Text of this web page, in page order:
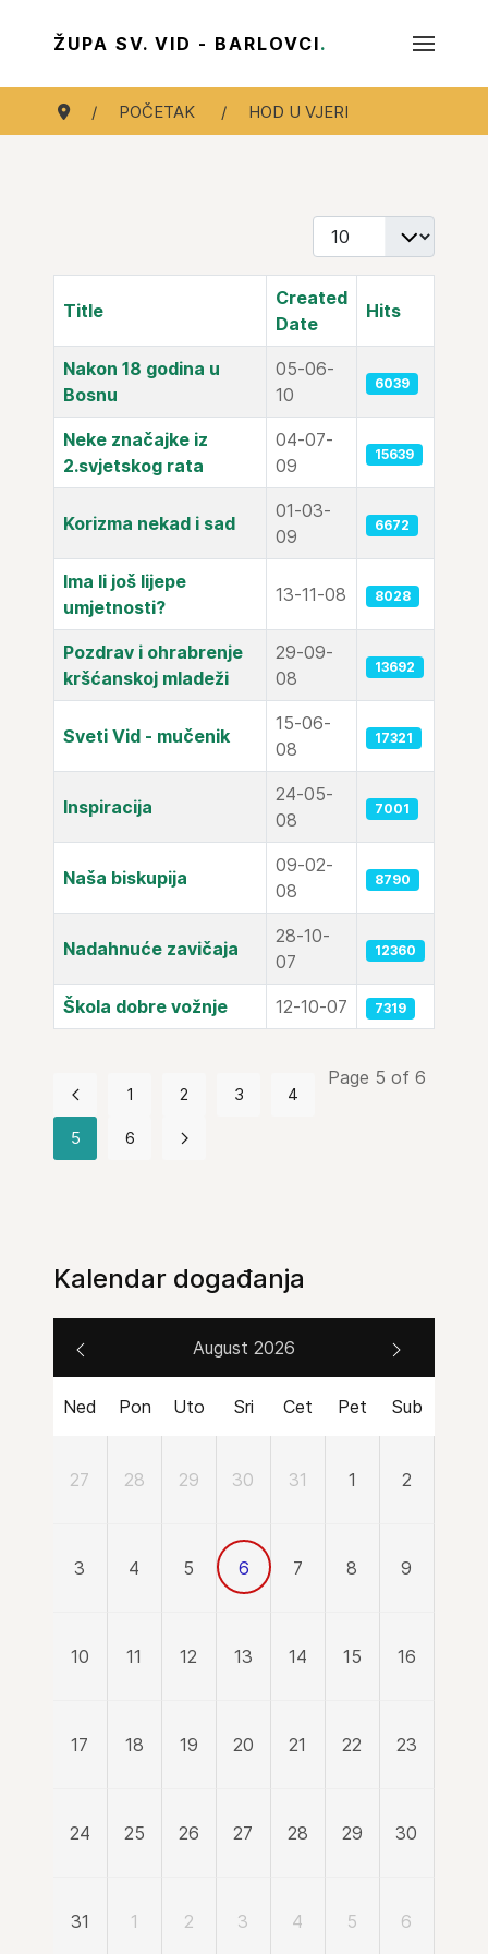
ŽUPA SV. VID - BARLOVCI.
POČETAK HOD U VJERI
Display #
Articles
Title
Created
Date
Hits
Nakon 18 godina u
Bosnu
05-06-
10
6039
Neke značajke iz
2.svjetskog rata
04-07-
09
15639
Korizma nekad i sad
01-03-
09
6672
Ima li još lijepe
umjetnosti?
13-11-08 8028
Pozdrav i ohrabrenje
kršćanskoj mladeži
29-09-
08
13692
Sveti Vid - mučenik
15-06-
08
17321
Inspiracija
24-05-
08
7001
Naša biskupija
09-02-
08
8790
Nadahnuće zavičaja
28-10-
07
12360
Škola dobre vožnje 12-10-07 7319
Page 5 of 6
1 2 3 4
5 6
Kalendar događanja
August 2026
Ned Pon Uto Sri Cet Pet Sub
27 28 29 30 31 1 2
3 4 5 6 7 8 9
10 11 12 13 14 15 16
17 18 19 20 21 22 23
24 25 26 27 28 29 30
31 1 2 3 4 5 6